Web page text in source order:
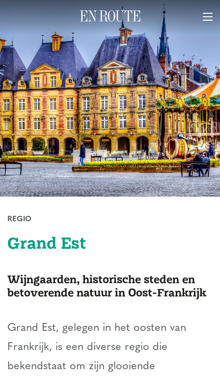
REGIO
Grand Est
Wijngaarden, historische steden en
betoverende natuur in Oost-Frankrijk
Grand Est, gelegen in het oosten van
Frankrijk, is een diverse regio die
bekendstaat om zijn glooiende